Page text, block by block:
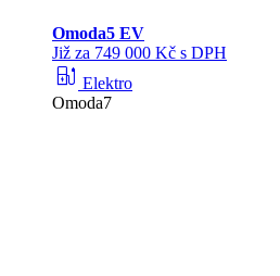
Omoda5 EV
Již za 749 000 Kč s DPH
ev_station Elektro
Omoda7